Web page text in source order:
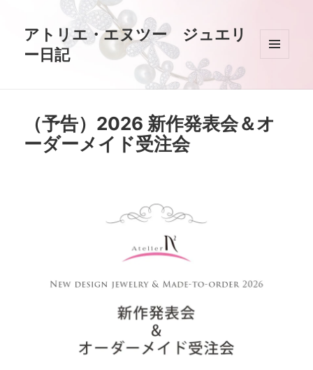
アトリエ・エヌツー ジュエリ
ー日記
ィジェ
（予告）2026 新作発表会＆オ
ーダーメイド受注会